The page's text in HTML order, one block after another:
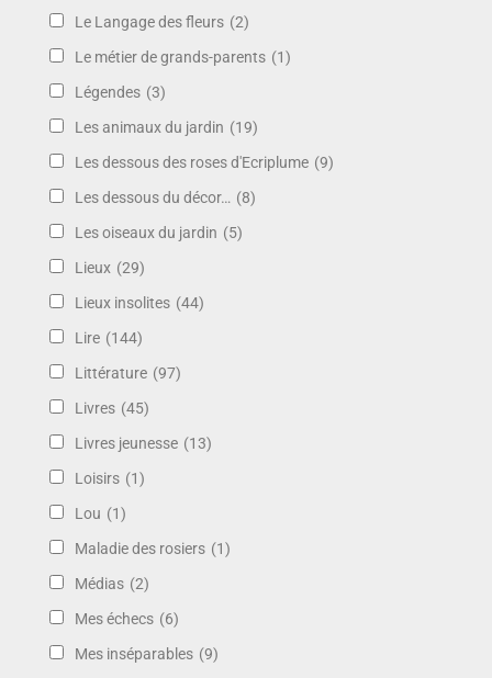
Le Langage des fleurs (2)
Le métier de grands-parents (1)
Légendes (3)
Les animaux du jardin (19)
Les dessous des roses d'Ecriplume (9)
Les dessous du décor… (8)
Les oiseaux du jardin (5)
Lieux (29)
Lieux insolites (44)
Lire (144)
Littérature (97)
Livres (45)
Livres jeunesse (13)
Loisirs (1)
Lou (1)
Maladie des rosiers (1)
Médias (2)
Mes échecs (6)
Mes inséparables (9)